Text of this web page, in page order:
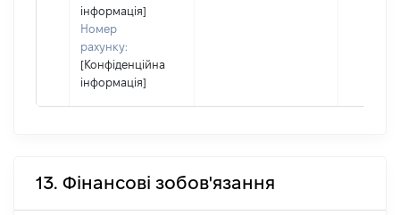
інформація]
Номер
рахунку:
[Конфіденційна
інформація]
13. Фінансові зобов'язання